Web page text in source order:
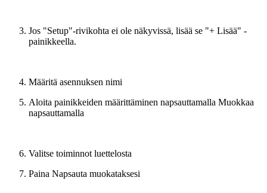
Jos "Setup"-rivikohta ei ole näkyvissä, lisää se "+ Lisää" -
painikkeella.
Määritä asennuksen nimi
Aloita painikkeiden määrittäminen napsauttamalla Muokkaa
napsauttamalla
Valitse toiminnot luettelosta
Paina Napsauta muokataksesi